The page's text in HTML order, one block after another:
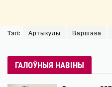
Тэгі: Артыкулы Варшава
ГАЛОЎНЫЯ НАВІНЫ